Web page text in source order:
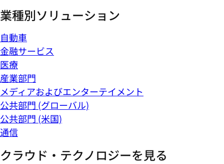
業種別ソリューション
自動車
金融サービス
医療
産業部門
メディアおよびエンターテイメント
公共部門 (グローバル)
公共部門 (米国)
通信
クラウド・テクノロジーを見る